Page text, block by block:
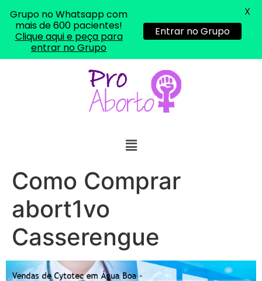
Como Comprar
abort1vo
Casserengue
Grupo no Whatsapp com
mais de 600 pacientes!
Clique aqui e peça para
entrar no Grupo
Entrar no Grupo
X
... (1998989**** em
http://www.proaborto.com)
"só de ter dúvida já é uma
resposta" muito isso, disse tudo